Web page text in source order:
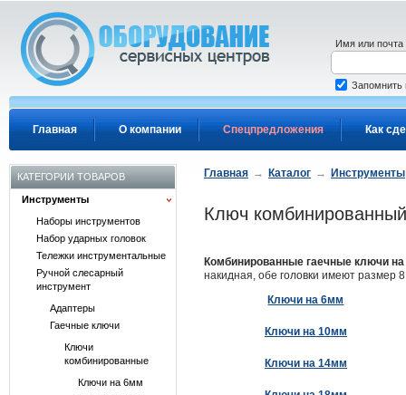
Главная О компании Спецпредложения Как
Имя или почта
Запомнить
КАТЕГОРИИ ТОВАРОВ
Инструменты
Наборы инструментов
Набор ударных головок
Тележки инструментальные
Ручной слесарный
инструмент
Адаптеры
Гаечные ключи
Ключи
комбинированные
Ключи на 6мм
Главная → Каталог → Инструменты
Ключ
Комбинированные гаечные ключи
накидная, обе головки имеют размер
Ключи на 6мм
Ключи на 10мм
Ключи на 14мм